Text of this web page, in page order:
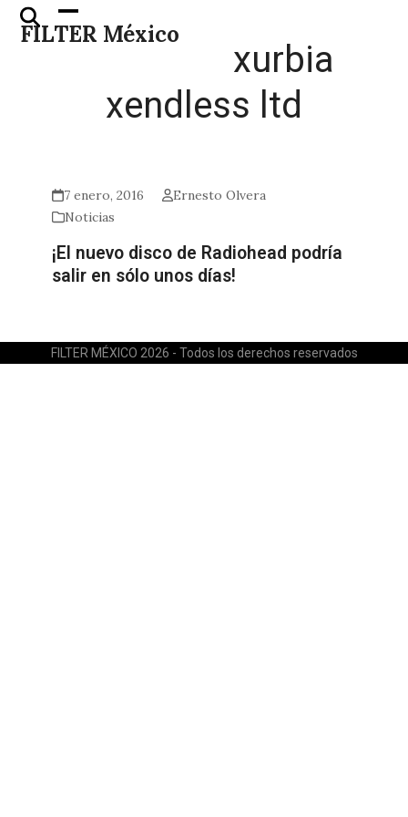
Skip
FILTER México
Open
mobile
Close
mobile
xurbia
xendless ltd
7 enero, 2016
Ernesto Olvera
Noticias
¡El nuevo disco de Radiohead podría
salir en sólo unos días!
FILTER MÉXICO 2026 - Todos los derechos reservados